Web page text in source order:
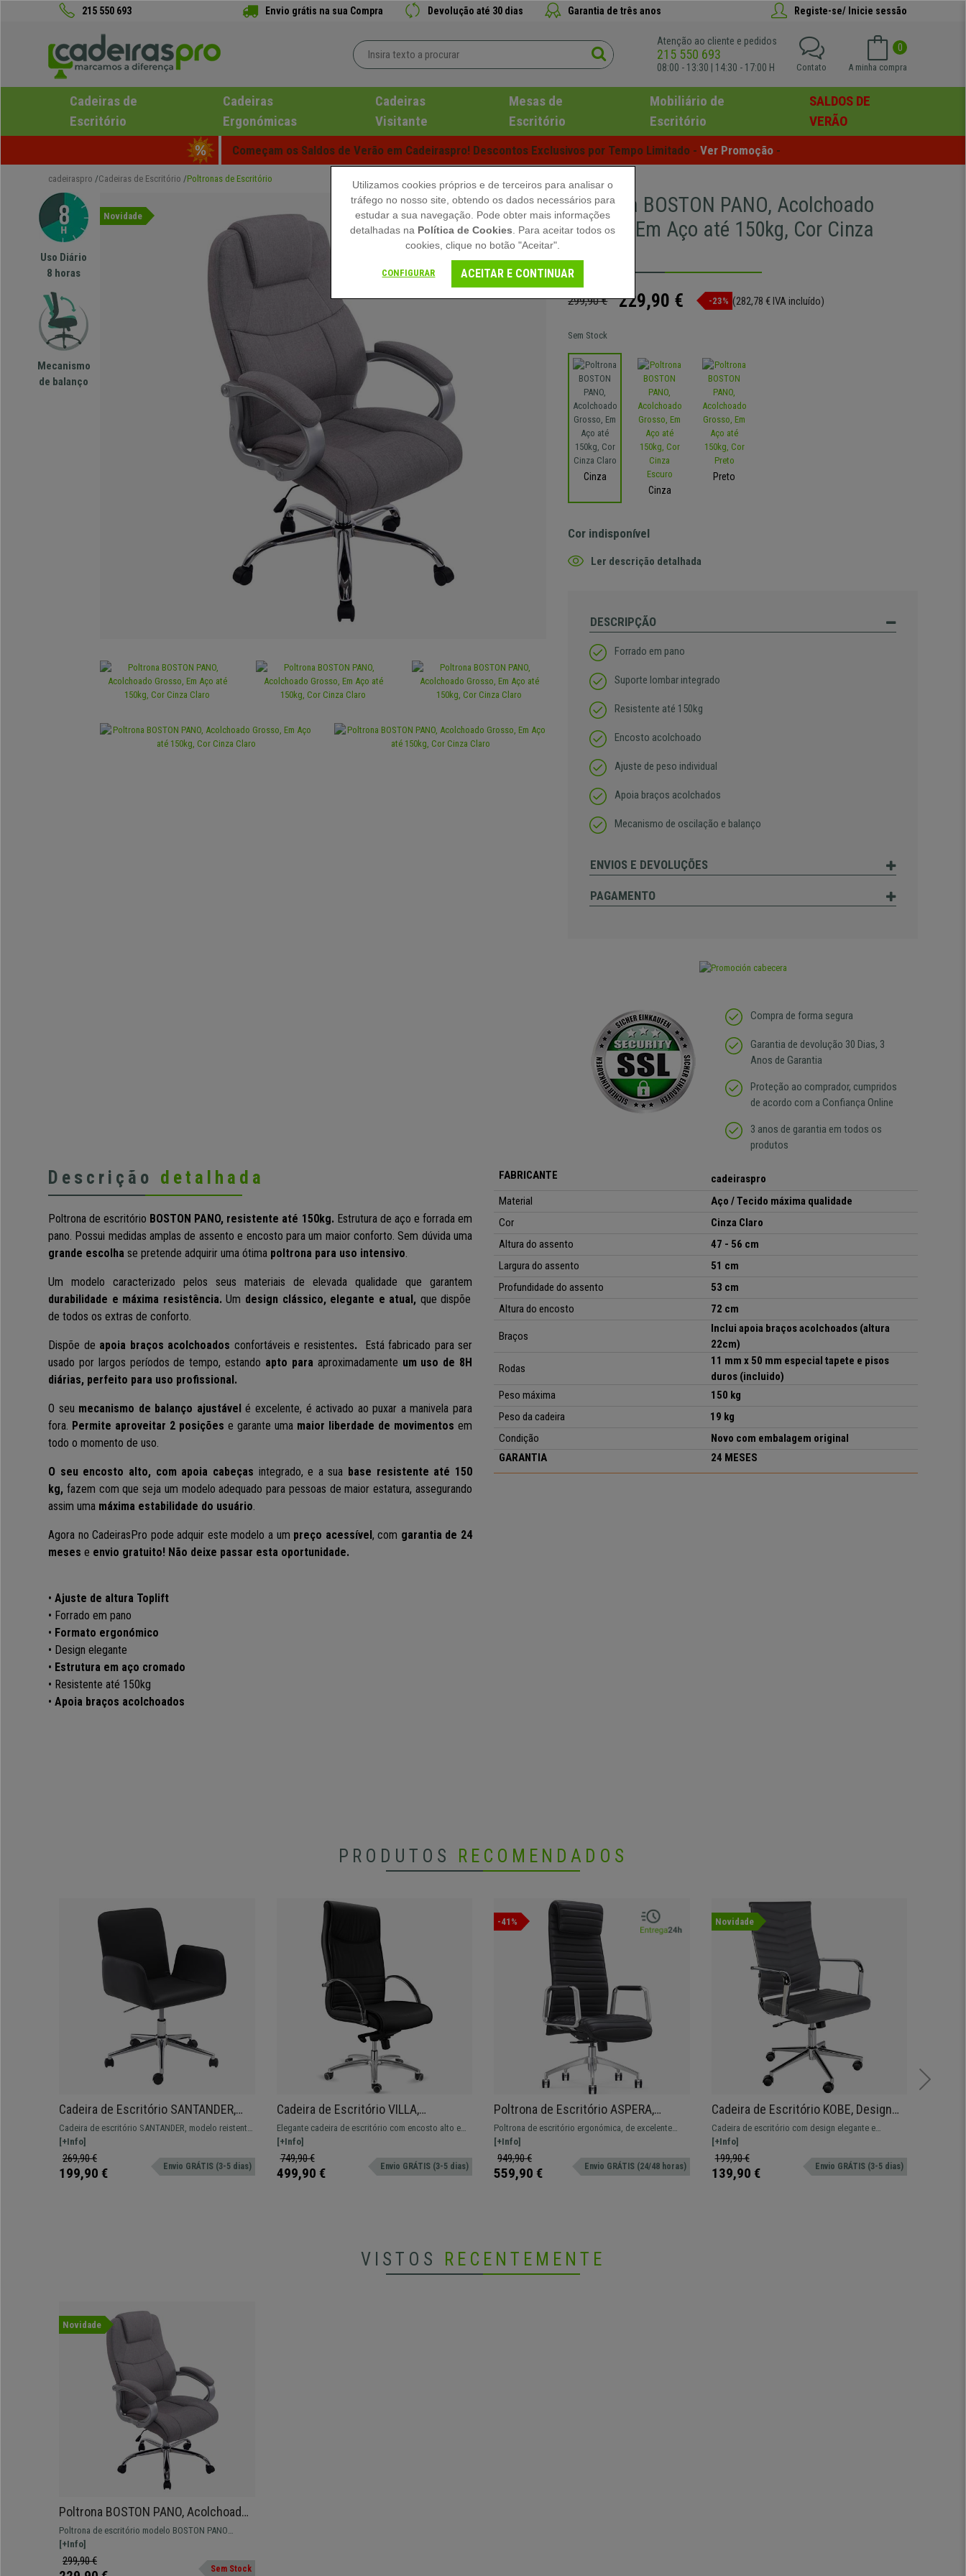
215 550 693 Envio grátis na sua Compra Devolução até 30 dias Garantia de três anos Registe-se/ Inicie sessão
Atenção ao cliente e pedidos
215 550 693
08:00 - 13:30 | 14:30 - 17:00 H
0
A minha compra
Contato
Cadeiras de
Escritório
Cadeiras
Ergonómicas
Cadeiras
Visitante
Mesas de
Escritório
Mobiliário de
Escritório
SALDOS DE
VERÃO
Começam os Saldos de Verão em Cadeiraspro! Descontos Exclusivos por Tempo Limitado - Ver Promoção -
cadeiraspro Cadeiras de Escritório Poltronas de Escritório
Uso Diário
8 horas
Mecanismo
de balanço
Novidade
Poltrona BOSTON PANO, Acolchoado
Grosso, Em Aço até 150kg, Cor Cinza
Claro
299,90 € 229,90 € -23% (282,78 € IVA incluído)
Sem Stock
Cinza
Cinza
Preto
Cor indisponível
Ler descrição detalhada
DESCRIPÇÃO
Forrado em pano
Suporte lombar integrado
Resistente até 150kg
Encosto acolchoado
Ajuste de peso individual
Apoia braços acolchados
Mecanismo de oscilação e balanço
ENVIOS E DEVOLUÇÕES
PAGAMENTO
Compra de forma segura
Garantia de devolução 30 Dias, 3
Anos de Garantia
Proteção ao comprador, cumpridos
de acordo com a Confiança Online
3 anos de garantia em todos os
produtos
Descrição detalhada
Poltrona de escritório BOSTON PANO, resistente até 150kg. Estrutura de aço e forrada em
pano. Possui medidas amplas de assento e encosto para um maior conforto.Sem dúvida uma
grande escolha se pretende adquirir uma ótima poltrona para uso intensivo.
Um modelo caracterizado pelos seus materiais de elevada qualidade que garantem
durabilidade e máxima resistência. Um design clássico, elegante e atual, que dispõe
de todos os extras de conforto.
Dispõe de apoia braços acolchoados confortáveis e resistentes. Está fabricado para ser
usado por largos períodos de tempo, estando apto para aproximadamente um uso de 8H
diárias, perfeito para uso profissional.
O seu mecanismo de balanço ajustávelé excelente, é activado ao puxar a manivela para
fora. Permite aproveitar 2 posições e garante uma maior liberdade de movimentos em
todo o momento de uso.
O seu encosto alto, com apoia cabeças integrado, e a sua base resistente até 150
kg, fazem com que seja um modelo adequado para pessoas de maior estatura, assegurando
assim uma máxima estabilidade do usuário.
Agora no CadeirasPro pode adquir este modelo a um preço acessível, com garantia de 24
meses e envio gratuito! Não deixe passar esta oportunidade.
• Ajuste de altura Toplift
• Forrado em pano
• Formato ergonómico
• Design elegante
• Estrutura em aço cromado
• Resistente até 150kg
• Apoia braços acolchoados
FABRICANTE
cadeiraspro
Material
Aço / Tecido máxima qualidade
Cor
Cinza Claro
Altura do assento
47 - 56 cm
Largura do assento
51 cm
Profundidade do assento
53 cm
Altura do encosto
72 cm
Braços
Inclui apoia braços acolchoados (altura
22cm)
Rodas
11 mm x 50 mm especial tapete e pisos
duros (incluido)
Peso máxima
1 50 kg
Peso da cadeira
19 kg
Condição
Novo com embalagem original
GARANTIA
24 MESES
PRODUTOS RECOMENDADOS
Cadeira de Escritório SANTANDER,
Estructura Cromada, Altura ajustável,
Cor Preto
Cadeira de escritório SANTANDER, modelo reistente
ideal para qualquer espaço devido às suas
dimensões.
[+Info]
269,90 €
199,90 € Envio GRÁTIS (3-5 dias)
Cadeira de Escritório VILLA,
Mecanismo de Reclinação, Encosto
Alto, Em Pele, Preto
Elegante cadeira de escritório com encosto alto e
almofadado grosso. Acabamentos de alta
qualidade.
[+Info]
749,90 €
499,90 € Envio GRÁTIS (3-5 dias)
-41%
Poltrona de Escritório ASPERA,
Encosto Alto com Apoio de Cabeça,
Design Elegante, Couro Genuíno,
Preto
Poltrona de escritório ergonómica, de excelente
qualidade, com materiais de primeira qualidade
(pele verdadeira e alumínio). Certificada para 8h de
utilização e resistente até 150 kg.
[+Info]
949,90 €
559,90 € Envio GRÁTIS (24/48 horas)
Novidade
Cadeira de Escritório KOBE, Design
Elegante e Moderno, Base Metálica,
em Pele, cor Cinzento
Cadeira de escritório com design elegante e
moderno. Extra conforto e fabrico de elevada
qualidade.
[+Info]
199,90 €
139,90 € Envio GRÁTIS (3-5 dias)
VISTOS RECENTEMENTE
Novidade
Poltrona BOSTON PANO, Acolchoado
Grosso, Em Aço até 150kg, Cor Cinza
Claro
Poltrona de escritório modelo BOSTON PANO
Resistente até 150 kg! Fabricado em aço e forrado
em pano.
[+Info]
299,90 €
Sem Stock
Utilizamos cookies próprios e de terceiros para analisar o
tráfego no nosso site, obtendo os dados necessários para
estudar a sua navegação. Pode obter mais informações
detalhadas na Política de Cookies . Para aceitar todos os
cookies, clique no botão "Aceitar".
CONFIGURAR ACEITAR E CONTINUAR